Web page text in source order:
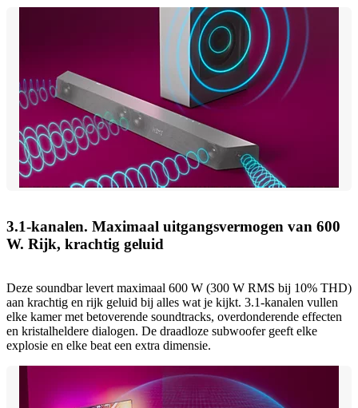
3.1-kanalen. Maximaal uitgangsvermogen van 600
W. Rijk, krachtig geluid
Deze soundbar levert maximaal 600 W (300 W RMS bij 10% THD)
aan krachtig en rijk geluid bij alles wat je kijkt. 3.1-kanalen vullen
elke kamer met betoverende soundtracks, overdonderende effecten
en kristalheldere dialogen. De draadloze subwoofer geeft elke
explosie en elke beat een extra dimensie.